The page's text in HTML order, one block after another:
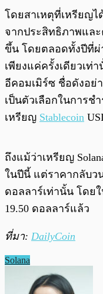
โดยสาเหตุที่เหรียญไ
จากประสิทธิภาพแล
ขึ้น โดยตลอดทั้งปีที่ผ่
เพียงแค่ครั้งเดียวเท่
อีคอมเมิร์ซ ชื่อดังอย่า
เป็นตัวเลือกในการช
เหรียญ Stablecoin
ถึงแม้ว่าเหรียญ
ในปีนี้ แต่ราคากลับว
ดอลลาร์เท่านั้น โดย
19.50 ดอลลาร์แล้ว
ที่มา: DailyCoin
Solana